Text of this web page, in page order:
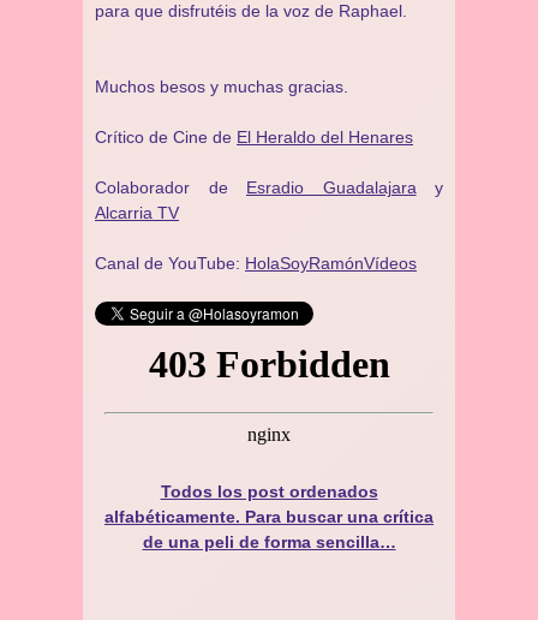
para que disfrutéis de la voz de Raphael.
Muchos besos y muchas gracias.
Crítico de Cine de El Heraldo del Henares
Colaborador de Esradio Guadalajara y
Alcarria TV
Canal de YouTube: HolaSoyRamónVídeos
Todos los post ordenados
alfabéticamente. Para buscar una crítica
de una peli de forma sencilla…